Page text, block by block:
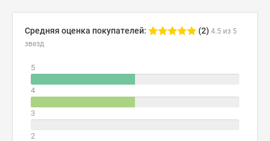
Средняя оценка покупателей: (2) 4.5 из 5
звезд
5
4
3
2